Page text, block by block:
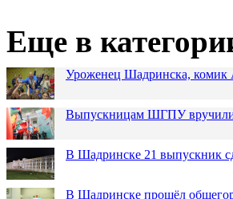
Еще в
Уроженец Шадринска, комик
Выпускницам ШГПУ вручили
В Шадринске 21 выпускник
В Шадринске прошёл